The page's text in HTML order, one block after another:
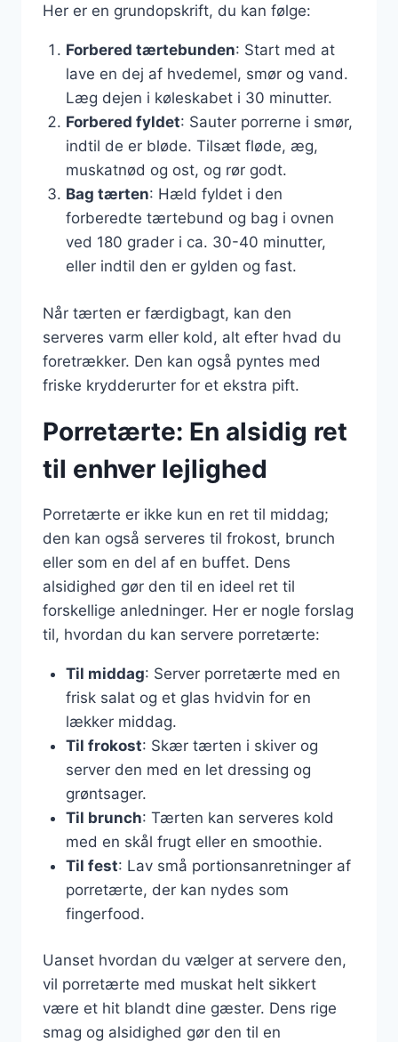
Her er en grundopskrift, du kan følge:
Forbered tærtebunden: Start med at
lave en dej af hvedemel, smør og vand.
Læg dejen i køleskabet i 30 minutter.
Forbered fyldet: Sauter porrerne i smør,
indtil de er bløde. Tilsæt fløde, æg,
muskatnød og ost, og rør godt.
Bag tærten: Hæld fyldet i den
forberedte tærtebund og bag i ovnen
ved 180 grader i ca. 30-40 minutter,
eller indtil den er gylden og fast.
Når tærten er færdigbagt, kan den
serveres varm eller kold, alt efter hvad du
foretrækker. Den kan også pyntes med
friske krydderurter for et ekstra pift.
Porretærte: En alsidig ret
til enhver lejlighed
Porretærte er ikke kun en ret til middag;
den kan også serveres til frokost, brunch
eller som en del af en buffet. Dens
alsidighed gør den til en ideel ret til
forskellige anledninger. Her er nogle forslag
til, hvordan du kan servere porretærte:
Til middag: Server porretærte med en
frisk salat og et glas hvidvin for en
lækker middag.
Til frokost: Skær tærten i skiver og
server den med en let dressing og
grøntsager.
Til brunch: Tærten kan serveres kold
med en skål frugt eller en smoothie.
Til fest: Lav små portionsanretninger af
porretærte, der kan nydes som
fingerfood.
Uanset hvordan du vælger at servere den,
vil porretærte med muskat helt sikkert
være et hit blandt dine gæster. Dens rige
smag og alsidighed gør den til en